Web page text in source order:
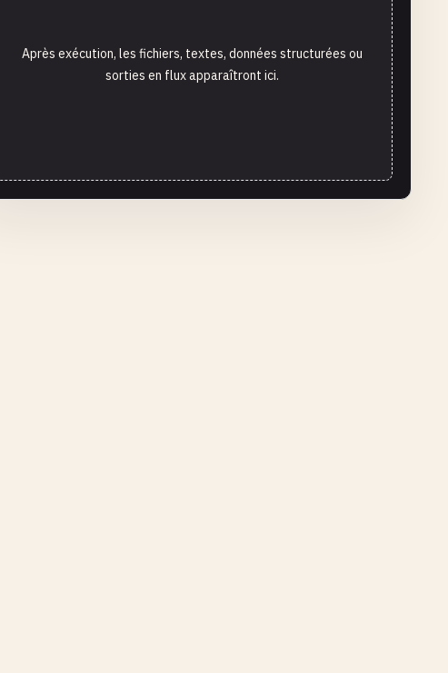
Après exécution, les fichiers, textes, données structurées ou
sorties en flux apparaîtront ici.